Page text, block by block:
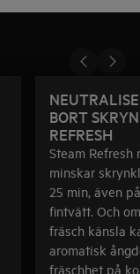
BORT
REFRESH
Steam
minskar
25 min, även
fintvätt. Och
fräsch känsla
aromatisk
fräschhet på